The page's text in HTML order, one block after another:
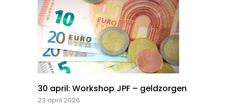
30 april: Workshop JPF – geldzorgen
23 april 2026